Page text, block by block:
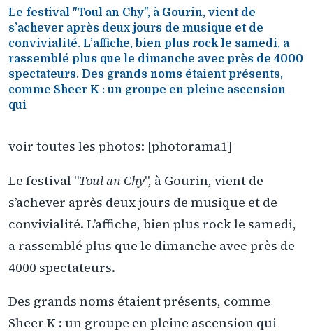
Le festival "Toul an Chy", à Gourin, vient de
s’achever après deux jours de musique et de
convivialité. L’affiche, bien plus rock le samedi, a
rassemblé plus que le dimanche avec près de 4000
spectateurs. Des grands noms étaient présents,
comme Sheer K : un groupe en pleine ascension
qui
voir toutes les photos: [photorama1]
Le festival "Toul an Chy", à Gourin, vient de
s’achever après deux jours de musique et de
convivialité. L’affiche, bien plus rock le samedi,
a rassemblé plus que le dimanche avec près de
4000 spectateurs.
Des grands noms étaient présents, comme
Sheer K : un groupe en pleine ascension qui